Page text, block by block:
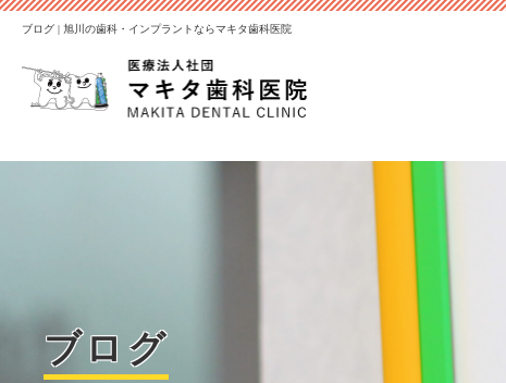
ブログ | 旭川の歯科・インプラントならマキタ歯科医院
ブログ